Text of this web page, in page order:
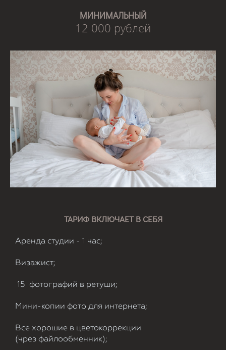
МИНИМАЛЬНЫЙ
12 000 рублей
ТАРИФ ВКЛЮЧАЕТ В СЕБЯ
Аренда студии - 1 час;
Визажист;
15 фотографий в ретуши;
Мини-копии фото для интернета;
Все хорошие в цветокоррекции
(чрез файлообменник);